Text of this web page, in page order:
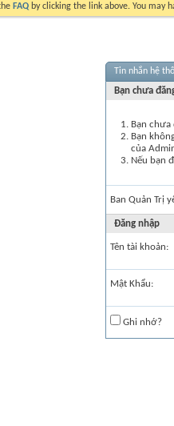
FAQ by clicking the link above. You may
Tin nhắn hệ
Bạn chưa
Bạn
Bạn
của
Nếu bạn
Ban Quản Trị
Đăng nhập
Tên tài khoản:
Mật Khẩu:
Ghi nhớ?